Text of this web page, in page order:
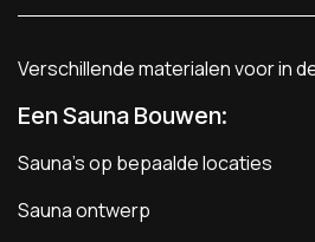
Verschillende materialen voor in
Een Sauna Bouwen:
Sauna's op bepaalde locaties
Sauna ontwerp